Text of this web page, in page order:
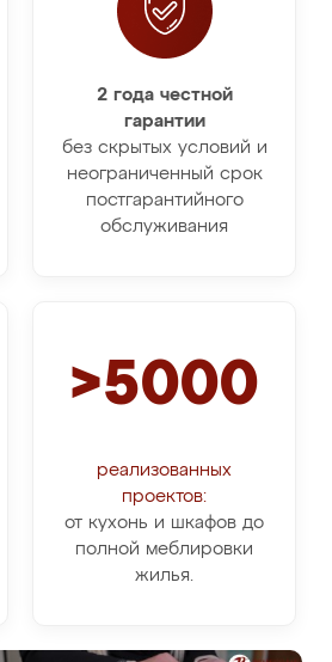
2 года честной
гарантии
без скрытых условий и
неограниченный срок
постгарантийного
обслуживания
>5000
реализованных
проектов:
от кухонь и шкафов до
полной меблировки
жилья.